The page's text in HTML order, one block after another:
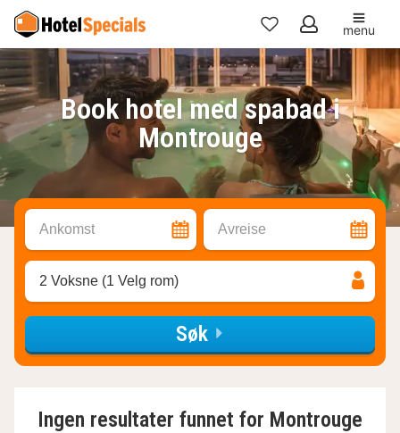
Mine
favoritter
menu
Book hotel med spabad i
Montrouge
Ankomst Avreise
2 Voksne (1 Velg rom)
Søk
Ingen resultater funnet for Montrouge